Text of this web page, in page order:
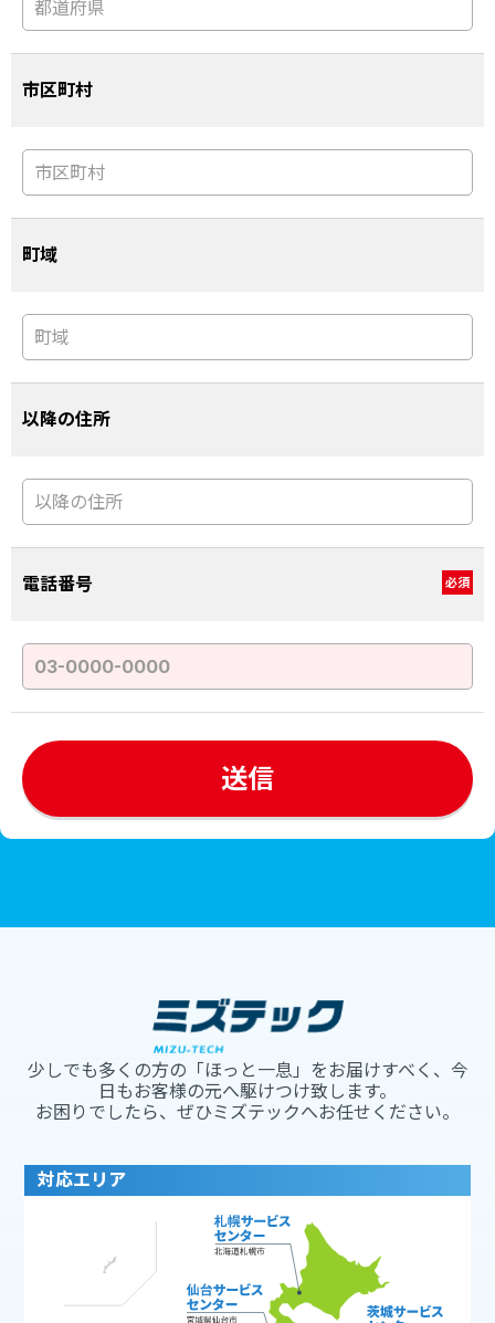
市区町村
町域
以降の住所
電話番号 必須
少しでも多くの方の「ほっと一息」をお届けすべく、今
日もお客様の元へ駆けつけ致します。
お困りでしたら、ぜひミズテックへお任せください。
対応エリア